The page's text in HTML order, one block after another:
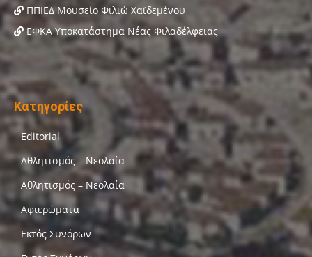
ΠΠΙΕΔ Μουσείο Φιλιώ Χαϊδεμένου
ΕΦΚΑ Υποκατάστημα Νέας Φιλαδέλφειας
Κατηγορίες
Editorial
Αθλητισμός – Νεολαία
Αθλητισμός – Νεολαία
Αφιερώματα
Εκτός Συνόρων